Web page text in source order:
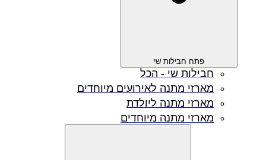
פתח חבילות שי
חבילות שי - הכל
מארזי מתנה לאירועים מיוחדים
מארזי מתנה ליולדת
מארזי מתנה מיוחדים